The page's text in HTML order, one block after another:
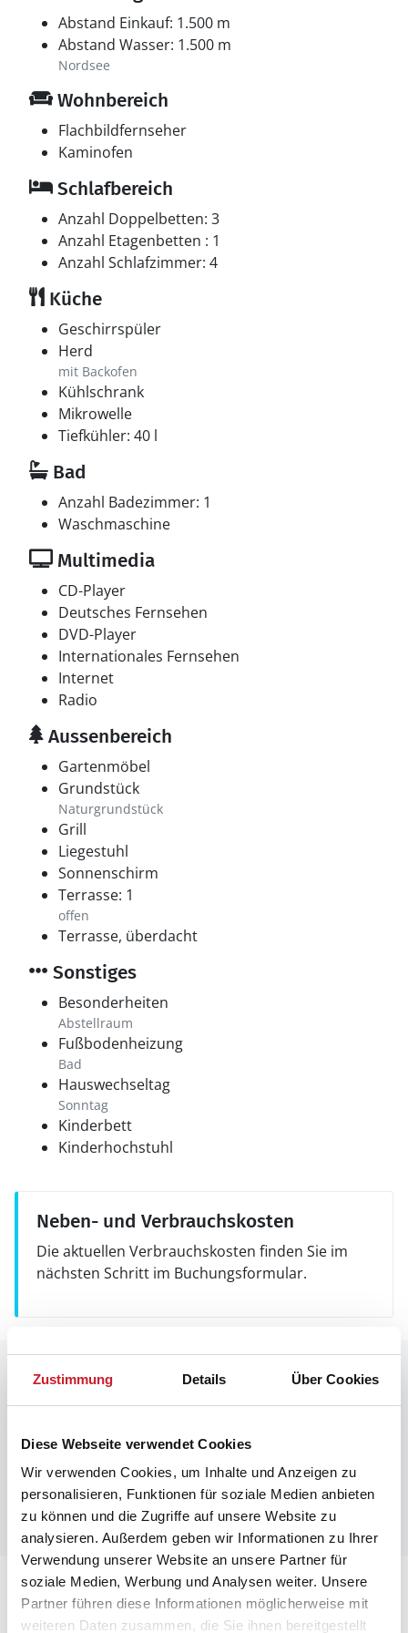
Zustimmung Details Über Cookies
Diese Webseite verwendet Cookies
Wir verwenden Cookies, um Inhalte und Anzeigen zu
personalisieren, Funktionen für soziale Medien anbieten
zu können und die Zugriffe auf unsere Website zu
analysieren. Außerdem geben wir Informationen zu Ihrer
Verwendung unserer Website an unsere Partner für
soziale Medien, Werbung und Analysen weiter. Unsere
Partner führen diese Informationen möglicherweise mit
weiteren Daten zusammen, die Sie ihnen bereitgestellt
Abstand Einkauf: 1.500 m
Abstand Wasser: 1.500 m
Nordsee
Wohnbereich
Flachbildfernseher
Kaminofen
Schlafbereich
Anzahl Doppelbetten: 3
Anzahl Etagenbetten : 1
Anzahl Schlafzimmer: 4
Küche
Geschirrspüler
Herd
mit Backofen
Kühlschrank
Mikrowelle
Tiefkühler: 40 l
Bad
Anzahl Badezimmer: 1
Waschmaschine
Multimedia
CD-Player
Deutsches Fernsehen
DVD-Player
Internationales Fernsehen
Internet
Radio
Aussenbereich
Gartenmöbel
Grundstück
Naturgrundstück
Grill
Liegestuhl
Sonnenschirm
Terrasse: 1
offen
Terrasse, überdacht
Sonstiges
Besonderheiten
Abstellraum
Fußbodenheizung
Bad
Hauswechseltag
Sonntag
Kinderbett
Kinderhochstuhl
Neben- und Verbrauchskosten
Die aktuellen Verbrauchskosten finden Sie im
nächsten Schritt im Buchungsformular.
Raumaufteilung
Lageplan